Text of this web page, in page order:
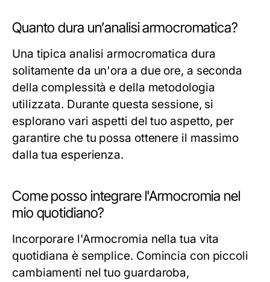
Quanto dura un’analisi armocromatica?
Una tipica analisi armocromatica dura
solitamente da un'ora a due ore, a seconda
della complessità e della metodologia
utilizzata. Durante questa sessione, si
esplorano vari aspetti del tuo aspetto, per
garantire che tu possa ottenere il massimo
dalla tua esperienza.
Come posso integrare l'Armocromia nel
mio quotidiano?
Incorporare l'Armocromia nella tua vita
quotidiana è semplice. Comincia con piccoli
cambiamenti nel tuo guardaroba,